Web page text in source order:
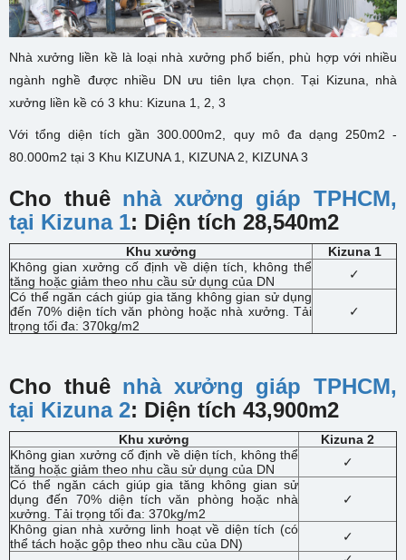
Nhà xưởng liền kề là loại nhà xưởng phổ biến, phù hợp với nhiều
ngành nghề được nhiều DN ưu tiên lựa chọn. Tại Kizuna, nhà
xưởng liền kề có 3 khu: Kizuna 1, 2, 3
Với tổng diện tích gần 300.000m2, quy mô đa dạng 250m2 -
80.000m2 tại 3 Khu KIZUNA 1, KIZUNA 2, KIZUNA 3
Cho thuê nhà xưởng giáp TPHCM,
tại Kizuna 1: Diện tích 28,540m2
Khu xưởng
Kizuna 1
Không gian xưởng cố định về diện tích, không thể
tăng hoặc giảm theo nhu cầu sử dụng của DN
✓
Có thể ngăn cách giúp gia tăng không gian sử dụng
đến 70% diện tích văn phòng hoặc nhà xưởng. Tải
trọng tối đa: 370kg/m2
✓
Cho thuê nhà xưởng giáp TPHCM,
tại Kizuna 2: Diện tích 43,900m2
Khu xưởng
Kizuna 2
Không gian xưởng cố định về diện tích, không thể
tăng hoặc giảm theo nhu cầu sử dụng của DN
✓
Có thể ngăn cách giúp gia tăng không gian sử
dụng đến 70% diện tích văn phòng hoặc nhà
xưởng. Tải trọng tối đa: 370kg/m2
✓
Không gian nhà xưởng linh hoạt về diện tích (có
thể tách hoặc gộp theo nhu cầu của DN)
✓